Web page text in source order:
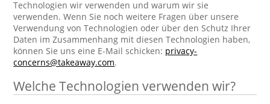
Technologien wir verwenden und warum wir sie
verwenden. Wenn Sie noch weitere Fragen über unsere
Verwendung von Technologien oder über den Schutz Ihrer
Daten im Zusammenhang mit diesen Technologien haben,
können Sie uns eine E-Mail schicken: privacy-
concerns@takeaway.com.
Welche Technologien verwenden wir?